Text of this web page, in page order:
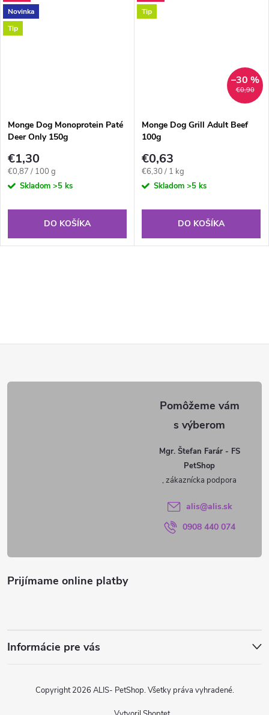
Novinka
Tip
Monge Dog Monoprotein Paté
Deer Only 150g
€1,30
Jednotková
cena:
€0,87 / 100 g
Skladom >5 ks
DO KOŠÍKA
Tip
€0,90
–30 %
Monge Dog Grill Adult Beef
100g
€0,63
Jednotková
cena:
€6,30 / 1 kg
Skladom >5 ks
DO KOŠÍKA
á
Mgr. Štefan Farár - FS
PetShop
alis@alis.sk
0908 440 074
Prijímame online platby
Informácie pre vás
Copyright 2026 ALIS- PetShop. Všetky práva vyhradené.